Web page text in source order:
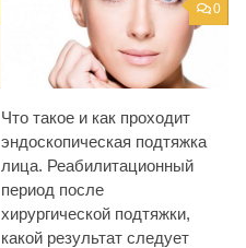
0
Что такое и как проходит
эндоскопическая подтяжка
лица. Реабилитационный
период после
хирургической подтяжки,
какой результат следует